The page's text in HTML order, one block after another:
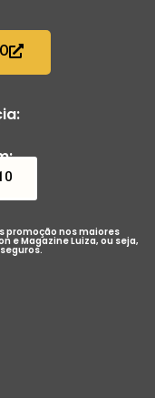
promoção nos maiores
e Magazine Luiza, ou seja,